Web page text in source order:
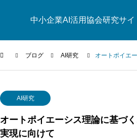
中小企業AI活用協会研究サイ
運営団体 YOUTUBE
ブログ AI研究 オートポイエ
AI研究
オートポイエーシス理論に基づ
実現に向けて